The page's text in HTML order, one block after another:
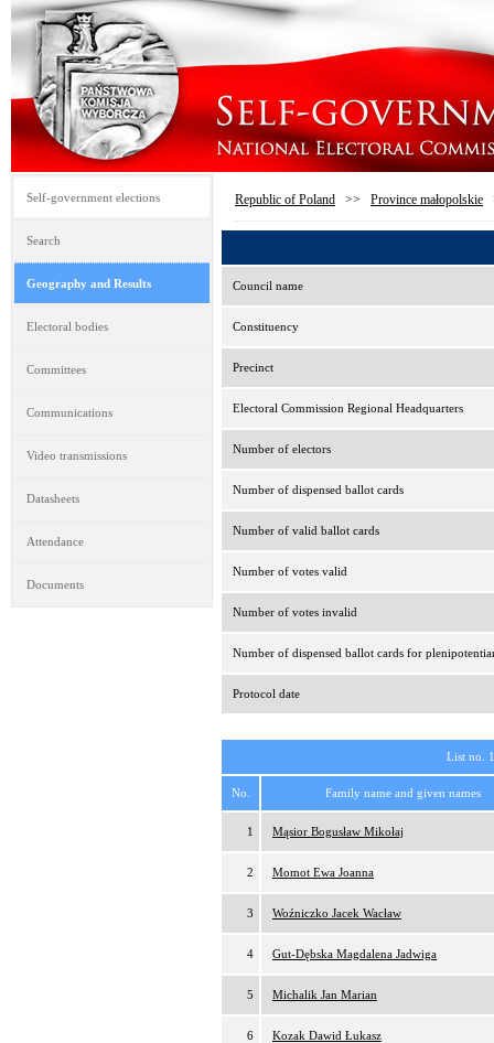
Self-government elections
Search
Geography and Results
Electoral bodies
Committees
Communications
Video transmissions
Datasheets
Attendance
Documents
Republic of Poland >> Province małopolskie
Council name
Constituency
Precinct
Electoral Commission Regional Headquarters
Number of electors
Number of dispensed ballot cards
Number of valid ballot cards
Number of votes valid
Number of votes invalid
Number of dispensed ballot cards for
Protocol date
List no.
No. Family name and given names
1 Mąsior Bogusław Mikołaj
2 Momot Ewa Joanna
3 Woźniczko Jacek Wacław
4 Gut-Dębska Magdalena Jadwiga
5 Michalik Jan Marian
6 Kozak Dawid Łukasz